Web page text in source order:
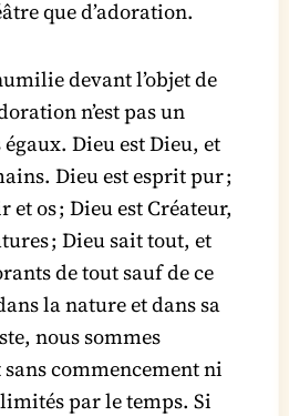
que d’adoration.
devant l’objet de
n’est pas un
Dieu est Dieu, et
Dieu est esprit pur ;
et os ; Dieu est Créateur,
; Dieu sait tout, et
de tout sauf de ce
la nature et dans sa
nous sommes
commencement ni
par le temps. Si